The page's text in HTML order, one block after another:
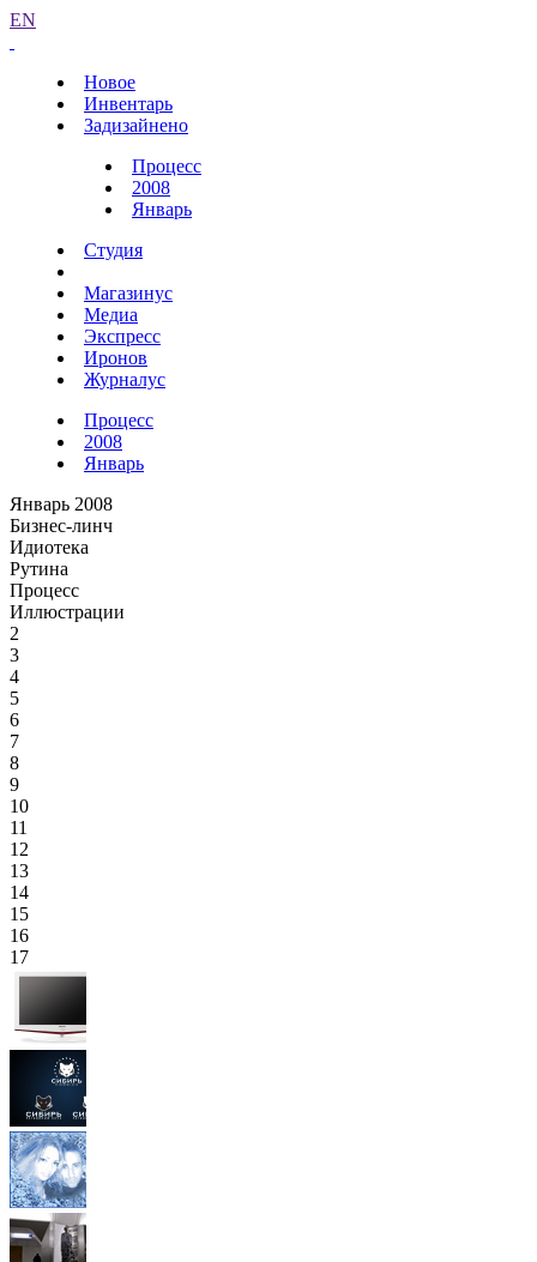
EN
Новое
Инвентарь
Задизайнено
Процесс
2008
Январь
Студия
Магазинус
Медиа
Экспресс
Иронов
Журналус
Процесс
2008
Январь
Январь 2008
Бизнес-линч
Идиотека
Рутина
Процесс
Иллюстрации
2
3
4
5
6
7
8
9
10
11
12
13
14
15
16
17